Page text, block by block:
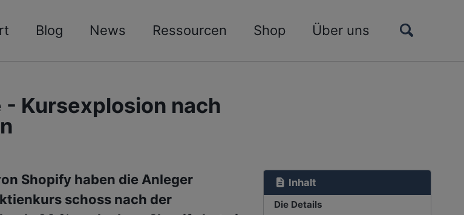
Blog News Ressourcen Shop Über uns
Toggle
Kursexplosion nach
Inhalt
Die Details
Shopify haben die Anleger
schoss nach der